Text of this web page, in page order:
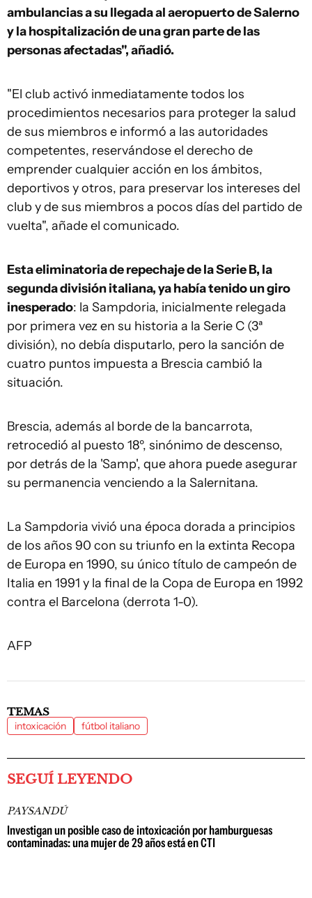
ambulancias a su llegada al aeropuerto de Salerno
y la hospitalización de una gran parte de las
personas afectadas", añadió.
"El club activó inmediatamente todos los
procedimientos necesarios para proteger la salud
de sus miembros e informó a las autoridades
competentes, reservándose el derecho de
emprender cualquier acción en los ámbitos,
deportivos y otros, para preservar los intereses del
club y de sus miembros a pocos días del partido de
vuelta", añade el comunicado.
Esta eliminatoria de repechaje de la Serie B, la
segunda división italiana, ya había tenido un giro
inesperado: la Sampdoria, inicialmente relegada
por primera vez en su historia a la Serie C (3ª
división), no debía disputarlo, pero la sanción de
cuatro puntos impuesta a Brescia cambió la
situación.
Brescia, además al borde de la bancarrota,
retrocedió al puesto 18º, sinónimo de descenso,
por detrás de la 'Samp', que ahora puede asegurar
su permanencia venciendo a la Salernitana.
La Sampdoria vivió una época dorada a principios
de los años 90 con su triunfo en la extinta Recopa
de Europa en 1990, su único título de campeón de
Italia en 1991 y la final de la Copa de Europa en 1992
contra el Barcelona (derrota 1-0).
AFP
TEMAS
intoxicación fútbol italiano
SEGUÍ LEYENDO
PAYSANDÚ
Investigan un posible caso de intoxicación por hamburguesas
contaminadas: una mujer de 29 años está en CTI